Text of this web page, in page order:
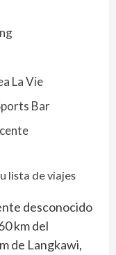
La Vie
Bar
lista de viajes
desconocido
km del
de Langkawi,